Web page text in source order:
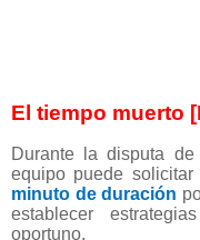
El tiempo muerto
Durante la disputa
equipo puede
minuto de duración
establecer
oportuno.